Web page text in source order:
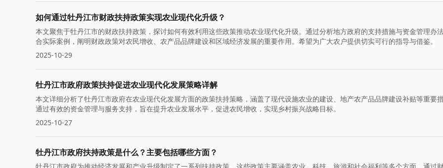
如何通过牡丹江市财政扶持政策实现农业现代化升级？
本文聚焦于牡丹江市的财政扶持政策，探讨如何有效利用这些政策推动农业现代化升级。通过分析地方政府的支持措施与资金管理办
合实际案例，阐明财政政策对农民增收、农产品品牌建设和区域经济发展的重要作用。希望为广大农户提供切实可行的指导与借鉴。
2025-10-29
牡丹江市政府政策扶持促进农业现代化发展策略详解
本文详细分析了牡丹江市政府在农业现代化发展方面的政策扶持策略，涵盖了现代设施农业的建设、地产农产品品牌建设补贴等重要措
通过有效的资金管理与服务支持，旨在提升农业发展水平，促进农民增收，实现乡村振兴战略目标。
2025-10-27
牡丹江市政府扶持政策是什么？主要包括哪些方面？